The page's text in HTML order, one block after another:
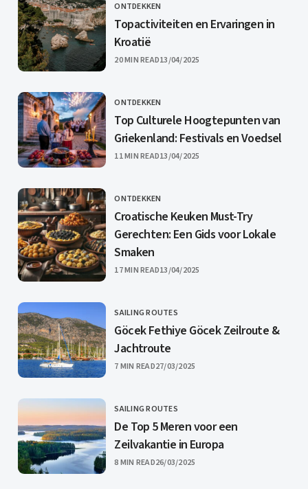
CATEGORY
ONTDEKKEN
Topactiviteiten en Ervaringen in
Kroatië
20 MIN READPUBLISHED
13/04/2025
CATEGORY
ONTDEKKEN
Top Culturele Hoogtepunten van
Griekenland: Festivals en Voedsel
11 MIN READPUBLISHED
13/04/2025
CATEGORY
ONTDEKKEN
Croatische Keuken Must-Try
Gerechten: Een Gids voor Lokale
Smaken
17 MIN READPUBLISHED
13/04/2025
CATEGORY
SAILING ROUTES
Göcek Fethiye Göcek Zeilroute &
Jachtroute
7 MIN READPUBLISHED
27/03/2025
CATEGORY
SAILING ROUTES
De Top 5 Meren voor een
Zeilvakantie in Europa
8 MIN READPUBLISHED
26/03/2025